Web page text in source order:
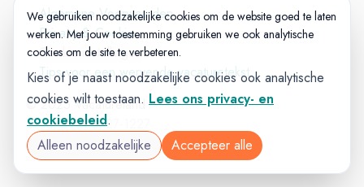
© 2025 Vacatureland
Build:20260727-1227
Algemene Voorwaarden
Privacy & Cookie
Cookie-instellingen
Tips voor een wervende vacaturetekst
We gebruiken noodzakelijke cookies om de website goed te laten
werken. Met jouw toestemming gebruiken we ook analytische
cookies om de site te verbeteren.
Kies of je naast noodzakelijke cookies ook analytische
cookies wilt toestaan. Lees ons privacy- en
cookiebeleid.
Alleen noodzakelijke
Accepteer alle